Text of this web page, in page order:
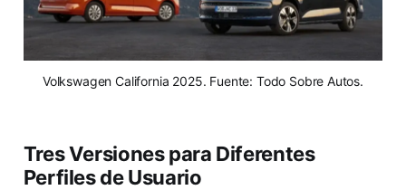
Volkswagen California 2025. Fuente: Todo Sobre Autos.
Tres Versiones para Diferentes
Perfiles de Usuario